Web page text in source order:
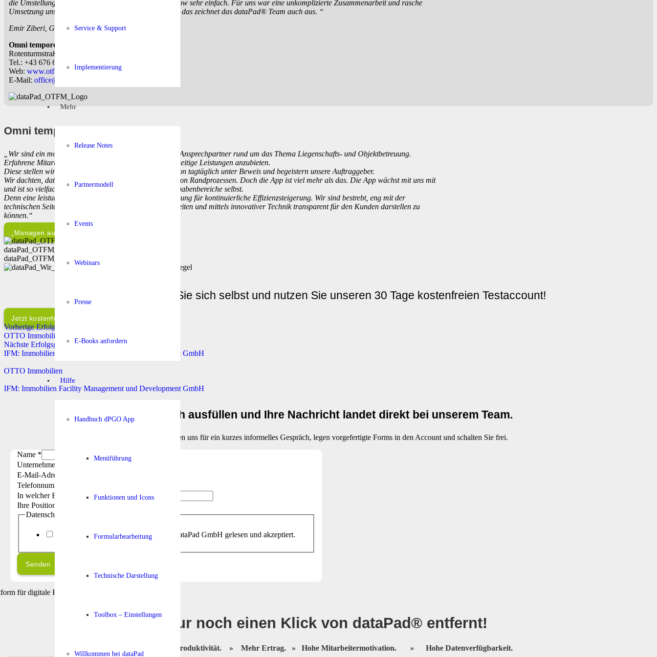
Service & Support
Implementierung
Mehr
Release Notes
Partnermodell
Events
Webinars
Presse
E-Books anfordern
Hilfe
Handbuch dPGO App
Menüführung
Funktionen und Icons
Formularbearbeitung
Technische Darstellung
Toolbox – Einstellungen
Willkommen bei dataPad
die Umstellung und Einführung in den digitalen Workflow sehr einfach. Für uns war eine unkomplizierte Zusammenarbeit und rasche
Umsetzung unserer Anforderungen wichtig. Und genau das zeichnet das dataPad® Team auch aus. “
Emir Ziberi, GF der omni tempore FM GmbH
Omni tempore FM GmbH, GF Hr. Ziberi
Rotenturmstraße 27/5, 1010 Innere Stadt, Austria
Tel.: +43 676 664 88 08
Web: www.otfm.at
E-Mail: office@otfm.at
Omni tempore FM GmbH
„Wir sind ein motiviertes, junges Team und kompetenter Ansprechpartner rund um das Thema Liegenschafts- und Objektbetreuung.
Erfahrene MitarbeiterInnen machen es uns möglich, vielseitige Leistungen anzubieten.
Diese stellen wir durch zeitgemäße digitale Dokumentation tagtäglich unter Beweis und begeistern unsere Auftraggeber.
Wir dachten, dataPad® sei ein Tool zur Digitalisierung von Randprozessen. Doch die App ist viel mehr als das. Die App wächst mit uns mit
und ist so vielfach einsetzbar und flexibel wie unsere Aufgabenbereiche selbst.
Denn eine leistungsstarke Organisation ist die Voraussetzung für kontinuierliche Effizienzsteigerung. Wir sind bestrebt, eng mit der
technischen Seite der Hausverwaltung zusammen zu arbeiten und mittels innovativer Technik transparent für den Kunden darstellen zu
können.“
„Managen auch Sie Ihr Team von unterwegs!“
dataPad_OTFM_Emir Ziberi
dataPad_OTFM_Emir Ziberi
Überzeugen Sie sich selbst und nutzen Sie unseren 30 Tage kostenfreien Testaccount!
Jetzt kostenfrei testen!
Vorherige Erfolgsgeschichte
OTTO Immobilien
Nächste Erfolgsgeschichte
IFM: Immobilien Facility Management und Development GmbH
OTTO Immobilien
IFM: Immobilien Facility Management und Development GmbH
Einfach ausfüllen und Ihre Nachricht landet direkt bei unserem Team.
Wir melden uns für ein kurzes informelles Gespräch, legen vorgefertigte Forms in den Account und schalten Sie frei.
Name *
Unternehmen
E-Mail-Adresse
Telefonnummer
In welcher Branche sind Sie tätig?
Ihre Position im Unternehmen?
Datenschutzerklärung
Ich habe die Datenschutzerklärung der dataPad GmbH gelesen und akzeptiert.
Senden
Nur noch einen Klick von dataPad® entfernt!
Mehr Produktivität. » Mehr Ertrag. » Hohe Mitarbeitermotivation. » Hohe Datenverfügbarkeit.